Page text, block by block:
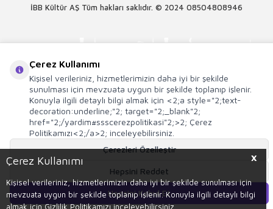
X
Çerez Kullanımı
Kişisel verileriniz, hizmetlerimizin daha iyi bir şekilde sunulması için
mevzuata uygun bir şekilde toplanıp işlenir. Konuyla ilgili detaylı bilgi
almak için Gizlilik Politikamızı inceleyebilirsiniz.
Sepete Ekle
İBB Kültür AŞ Tüm hakları saklıdır. © 2024 08504808946
E-TicaretSistemleriyle Hazırlanmıştır.
Çerez Kullanımı
Kişisel verileriniz, hizmetlerimizin daha iyi bir şekilde
sunulması için mevzuata uygun bir şekilde toplanıp işlenir.
Konuyla ilgili detaylı bilgi almak için <2;a style="2;text-
decoration:underline;"2; target="2;_blank"2;
href="2;/yardim#ssscerezpolitikasi"2;>2; Çerez
Politikamızı<2;/a>2; inceleyebilirsiniz.
Çerezleri Özelleştir
Hepsini Reddet
Hepsini Kabul Et